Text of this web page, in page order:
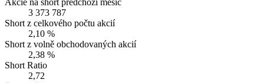
3 373 787
Short z celkového počtu akcií
2,10 %
Short z volně obchodovaných akcií
2,38 %
Short Ratio
2,72